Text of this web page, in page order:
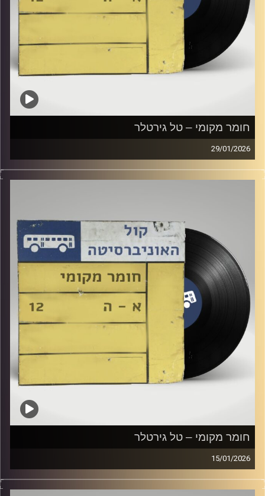
חומר מקומי – טל גירטלר
29/01/2026
שעה של מוזיקה ישראלית עם טל גירטלר
חומר מקומי – טל גירטלר
15/01/2026
שעה של מוזיקה ישראלית עם טל גירטלר